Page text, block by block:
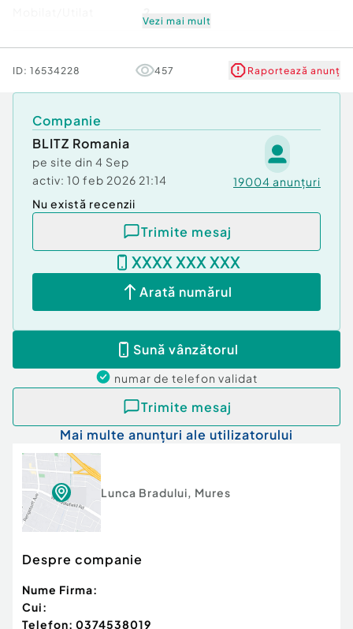
retreat-uri sau chiar locuire permanentă în natură.
acest colț de liniște și autenticitate!
Id intern: P147768
Număr niveluri imobil:
Număr Băi:1
Apă
Stare Bună
Vezi mai mult
ID: 16534228 457 Raportează anunț
Companie
BLITZ Romania
pe site din 4 Sep
activ: 10 feb 2026 21:14 19004 anunțuri
Nu există recenzii
Trimite mesaj
XXXX XXX XXX
Arată numărul
Sună vânzătorul
numar de telefon validat
Trimite mesaj
Mai multe anunțuri ale utilizatorului
Lunca Bradului, Mures
Despre companie
Nume Firma:
Cui:
Telefon: 0374538019